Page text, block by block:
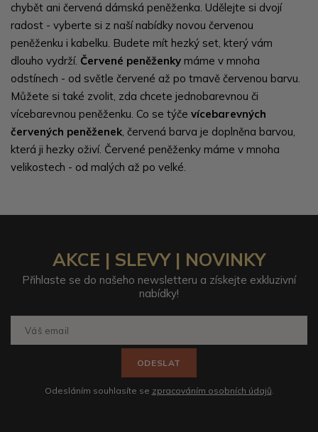
chybět ani červená dámská peněženka. Udělejte si dvojí
radost - vyberte si z naší nabídky novou červenou
peněženku i kabelku. Budete mít hezký set, který vám
dlouho vydrží. Červené peněženky máme v mnoha
odstínech - od světle červené až po tmavě červenou barvu.
Můžete si také zvolit, zda chcete jednobarevnou či
vícebarevnou peněženku. Co se týče vícebarevných
červených peněženek, červená barva je doplněna barvou,
která ji hezky oživí. Červené peněženky máme v mnoha
velikostech - od malých až po velké.
AKCE | SLEVY | NOVINKY
Přihlaste se do našeho newsletteru a získejte exkluzivní
nabídky!
ODESLAT
Odesláním souhlasíte se zpracováním osobních údajů.